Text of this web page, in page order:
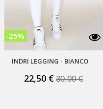
INDRI LEGGING - BIANCO
22,50 € 30,00 €
-25%